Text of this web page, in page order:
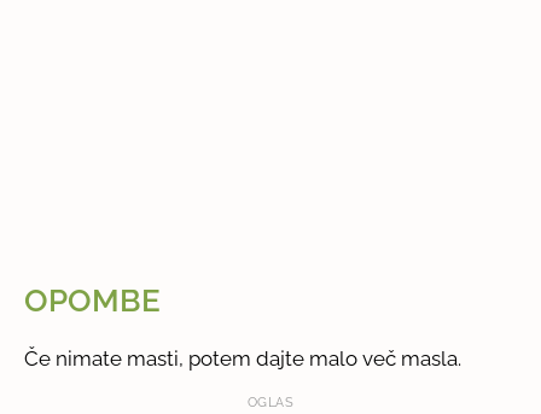
OPOMBE
Če nimate masti, potem dajte malo več masla.
OGLAS